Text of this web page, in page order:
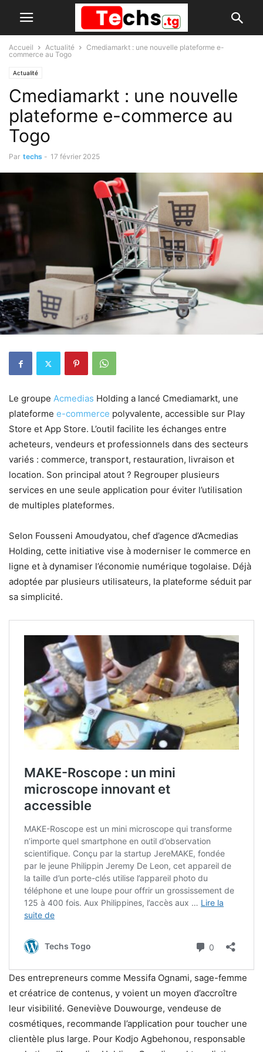
Accueil Actualité
Cmediamarkt : une nouvelle plateforme e-
commerce au Togo
Actualité
Cmediamarkt : une nouvelle
plateforme e-commerce au
Togo
Par techs - 17 février 2025
Le groupe Acmedias Holding a lancé Cmediamarkt, une
plateforme e-commerce polyvalente, accessible sur Play
Store et App Store. L’outil facilite les échanges entre
acheteurs, vendeurs et professionnels dans des secteurs
variés : commerce, transport, restauration, livraison et
location. Son principal atout ? Regrouper plusieurs
services en une seule application pour éviter l’utilisation
de multiples plateformes.
Selon Fousseni Amoudyatou, chef d’agence d’Acmedias
Holding, cette initiative vise à moderniser le commerce en
ligne et à dynamiser l’économie numérique togolaise. Déjà
adoptée par plusieurs utilisateurs, la plateforme séduit par
sa simplicité.
Des entrepreneurs comme Messifa Ognami, sage-femme
et créatrice de contenus, y voient un moyen d’accroître
leur visibilité. Geneviève Douwourge, vendeuse de
cosmétiques, recommande l’application pour toucher une
clientèle plus large. Pour Kodjo Agbehonou, responsable